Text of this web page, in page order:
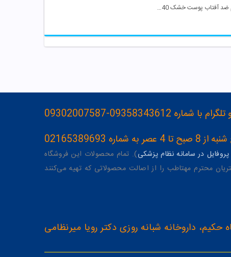
کرم ضد آفتاب پوست خشک SPF 40 آتوپیا آردن
09302007587
02165389693
در سامانه نظام پزشکی). تمام محصولات این فروشگاه
محترم مهتاطب را از اصالت محصولاتی که تهیه می‌کنند
داروخانه شبانه روزی دکتر رویا میرنظامی